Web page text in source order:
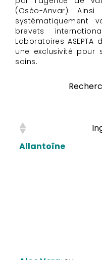
(Oséo-Anvar).
systématiquement
brevets
Laboratoires
une exclusivité pour
soins.
Allantoïne